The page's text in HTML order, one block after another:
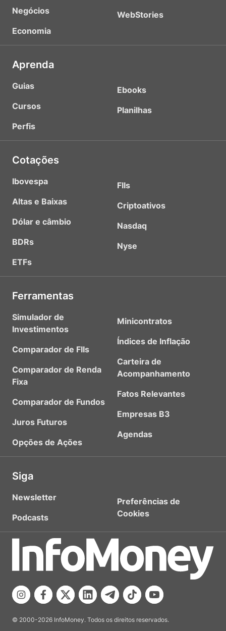
Negócios
Economia
WebStories
Aprenda
Guias
Cursos
Perfis
Ebooks
Planilhas
Cotações
Ibovespa
Altas e Baixas
Dólar e câmbio
BDRs
ETFs
FIIs
Criptoativos
Nasdaq
Nyse
Ferramentas
Simulador de
Investimentos
Comparador de FIIs
Comparador de Renda
Fixa
Comparador de Fundos
Juros Futuros
Opções de Ações
Minicontratos
Índices de Inflação
Carteira de
Acompanhamento
Fatos Relevantes
Empresas B3
Agendas
Siga
Newsletter
Podcasts
Preferências de
Cookies
© 2000-2026 InfoMoney. Todos os direitos reservados.